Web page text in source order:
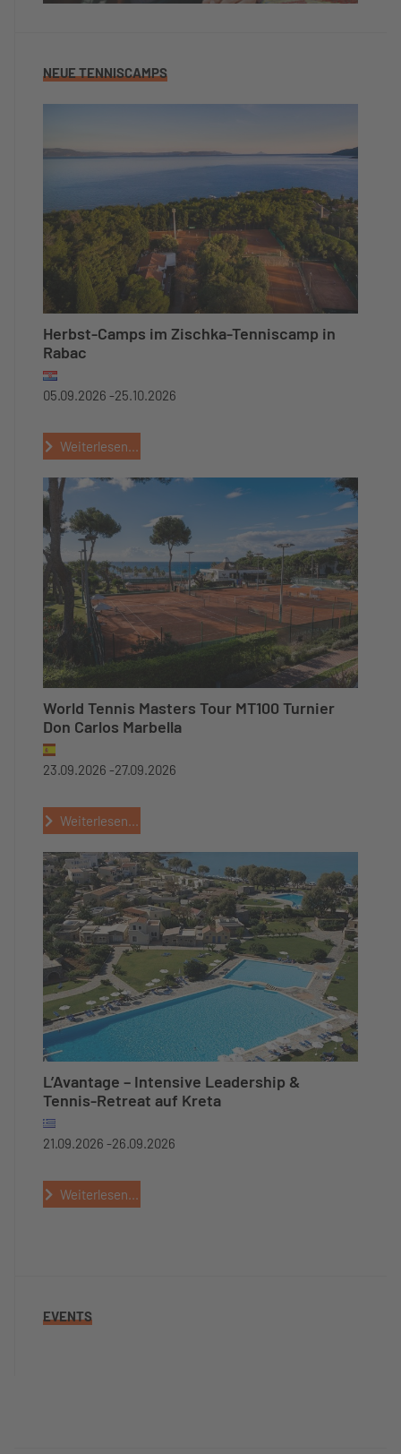
NEUE TENNISCAMPS
Herbst-Camps im Zischka-Tenniscamp in
Rabac
05.09.2026 -25.10.2026
Weiterlesen...
World Tennis Masters Tour MT100 Turnier
Don Carlos Marbella
23.09.2026 -27.09.2026
Weiterlesen...
L’Avantage – Intensive Leadership &
Tennis-Retreat auf Kreta
21.09.2026 -26.09.2026
Weiterlesen...
EVENTS